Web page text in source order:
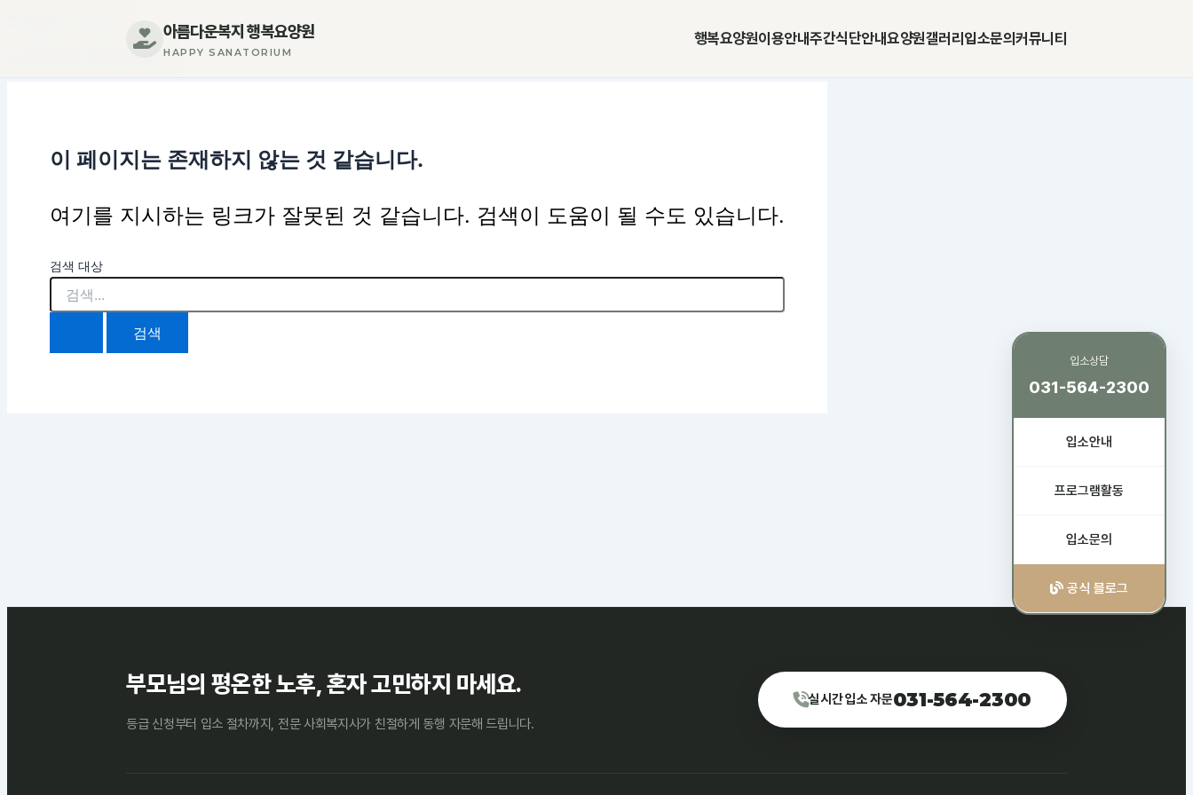
입소상담
031-564-2300
입소안내
프로그램활동
입소문의
공식 블로그
아름다운복지 행복요양원
아름다운복지 행복요양원
HAPPY SANATORIUM
행복요양원이용안내주간식단안내요양원갤러리 입소문의 커뮤니티
이 페이지는 존재하지 않는 것 같습니다.
여기를 지시하는 링크가 잘못된 것 같습니다. 검색이 도움이 될 수도 있습니다.
검색 대상
부모님의 평온한 노후, 혼자 고민하지 마세요.
등급 신청부터 입소 절차까지, 전문 사회복지사가 친절하게 동행 자문해 드립니다.
실시간 입소 자문031-564-2300